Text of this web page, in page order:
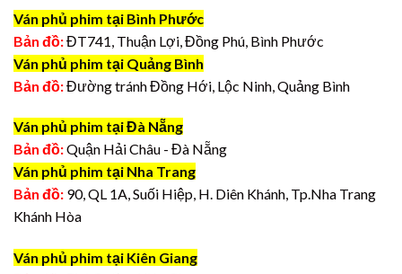
Ván phủ phim tại Bình Phước
Bản đồ:ĐT741, Thuận Lợi, Đồng Phú, Bình Phước
Ván phủ phim tại Quảng Bình
Bản đồ:Đường tránh Đồng Hới, Lộc Ninh, Quảng Bình
Ván phủ phim tại Đà Nẵng
Bản đồ:Quận Hải Châu - Đà Nẵng
Ván phủ phim tại Nha Trang
Bản đồ: 90, QL 1A, Suối Hiệp, H. Diên Khánh, Tp.Nha Trang
Khánh Hòa
Ván phủ phim tại Kiên Giang